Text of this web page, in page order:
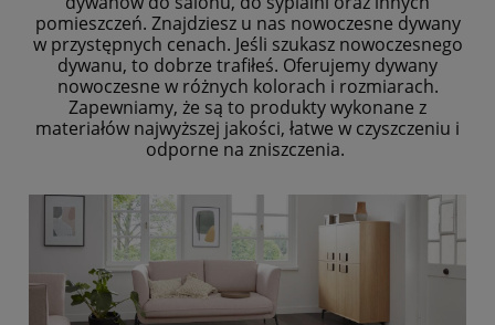
pomieszczeń. Znajdziesz u nas nowoczesne dywany
w przystępnych cenach. Jeśli szukasz nowoczesnego
dywanu, to dobrze trafiłeś. Oferujemy dywany
nowoczesne w różnych kolorach i rozmiarach.
Zapewniamy, że są to produkty wykonane z
materiałów najwyższej jakości, łatwe w czyszczeniu i
odporne na zniszczenia.